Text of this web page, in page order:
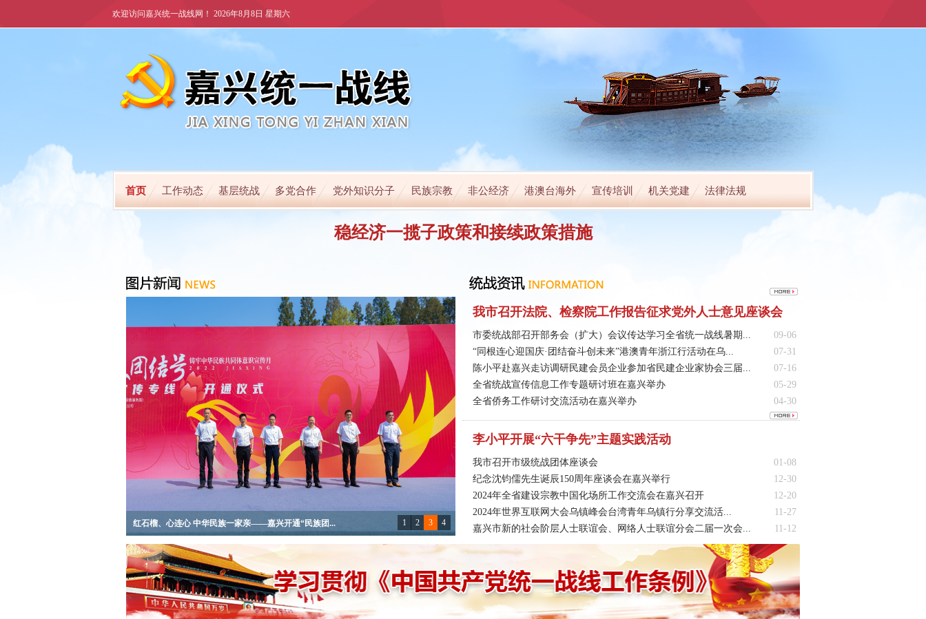
欢迎访问嘉兴统一战线网！ 2026年8月8日 星期六
首页 工作动态 基层统战 多党合作 党外知识分子 民族宗教 非公经济 港澳台海外 宣传培训 机关党建 法律法规
稳经济一揽子政策和接续政策措施
李小平赴海宁督导检查防台防汛工作
市领导李小平、祁海龙看望慰问教师
红石榴、心连心 中华民族一家亲——嘉兴开通“民族团...
李小平调研杭州市嘉兴商会 1 2 3 4
我市召开法院、检察院工作报告征求党外人士意见座谈会
市委统战部召开部务会（扩大）会议传达学习全省统一战线暑期...
09-06
“同根连心迎国庆·团结奋斗创未来”港澳青年浙江行活动在乌...
07-31
陈小平赴嘉兴走访调研民建会员企业参加省民建企业家协会三届...
07-16
全省统战宣传信息工作专题研讨班在嘉兴举办
05-29
全省侨务工作研讨交流活动在嘉兴举办
04-30
李小平开展“六干争先”主题实践活动
我市召开市级统战团体座谈会
01-08
纪念沈钧儒先生诞辰150周年座谈会在嘉兴举行
12-30
2024年全省建设宗教中国化场所工作交流会在嘉兴召开
12-20
2024年世界互联网大会乌镇峰会台湾青年乌镇行分享交流活...
11-27
嘉兴市新的社会阶层人士联谊会、网络人士联谊分会二届一次会...
11-12